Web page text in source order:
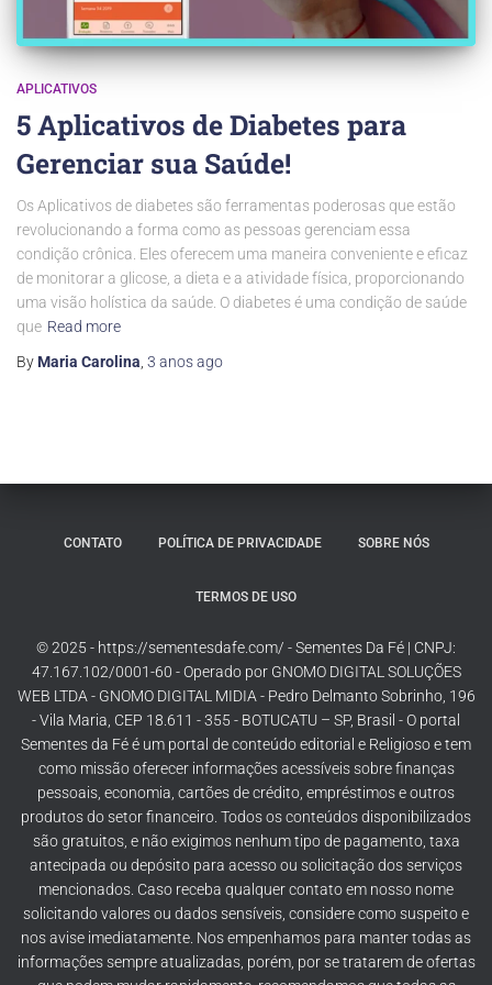
APLICATIVOS
5 Aplicativos de Diabetes para
Gerenciar sua Saúde!
Os Aplicativos de diabetes são ferramentas poderosas que estão
revolucionando a forma como as pessoas gerenciam essa
condição crônica. Eles oferecem uma maneira conveniente e eficaz
de monitorar a glicose, a dieta e a atividade física, proporcionando
uma visão holística da saúde. O diabetes é uma condição de saúde
que Read more
By Maria Carolina 3 anosago
CONTATO POLÍTICA DE PRIVACIDADE SOBRE NÓS
TERMOS DE USO
© 2025 - https://sementesdafe.com/ - Sementes Da Fé | CNPJ:
47.167.102/0001-60 - Operado por GNOMO DIGITAL SOLUÇÕES
WEB LTDA - GNOMO DIGITAL MIDIA - Pedro Delmanto Sobrinho, 196
- Vila Maria, CEP 18.611 - 355 - BOTUCATU – SP, Brasil - O portal
Sementes da Fé é um portal de conteúdo editorial e Religioso e tem
como missão oferecer informações acessíveis sobre finanças
pessoais, economia, cartões de crédito, empréstimos e outros
produtos do setor financeiro. Todos os conteúdos disponibilizados
são gratuitos, e não exigimos nenhum tipo de pagamento, taxa
antecipada ou depósito para acesso ou solicitação dos serviços
mencionados. Caso receba qualquer contato em nosso nome
solicitando valores ou dados sensíveis, considere como suspeito e
nos avise imediatamente. Nos empenhamos para manter todas as
informações sempre atualizadas, porém, por se tratarem de ofertas